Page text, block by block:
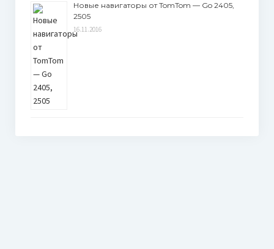
Новые навигаторы от TomTom — Go 2405,
2505
16.11.2016